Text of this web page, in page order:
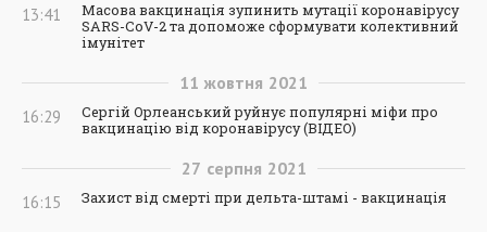
13:41
Масова вакцинація зупинить мутації коронавірусу
SARS-CoV-2 та допоможе сформувати колективний
імунітет
11 жовтня 2021
16:29
Сергій Орлеанський руйнує популярні міфи про
вакцинацію від коронавірусу (ВІДЕО)
27 серпня 2021
16:15 Захист від смерті при дельта-штамі - вакцинація